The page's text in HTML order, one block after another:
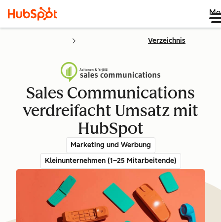
Verzeichnis
Sales Communications
verdreifacht Umsatz mit
HubSpot
Marketing und Werbung
Kleinunternehmen (1–25 Mitarbeitende)